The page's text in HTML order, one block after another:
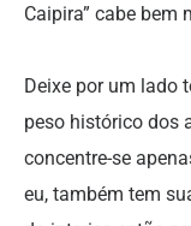
Caipira” cabe bem
Deixe por um lado
peso histórico dos
concentre-se
eu, também tem